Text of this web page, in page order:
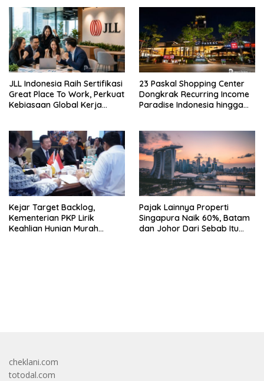
JLL Indonesia Raih Sertifikasi
Great Place To Work, Perkuat
Kebiasaan Global Kerja
23 Paskal Shopping Center
Dongkrak Recurring Income
Paradise Indonesia hingga
Kejar Target Backlog,
Kementerian PKP Lirik
Keahlian Hunian Murah
Pajak Lainnya Properti
Singapura Naik 60%, Batam
dan Johor Dari Sebab Itu
cheklani.com
totodal.com